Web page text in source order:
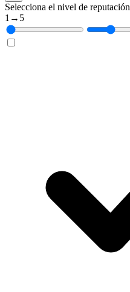
Selecciona el nivel de reputación
1 → 5